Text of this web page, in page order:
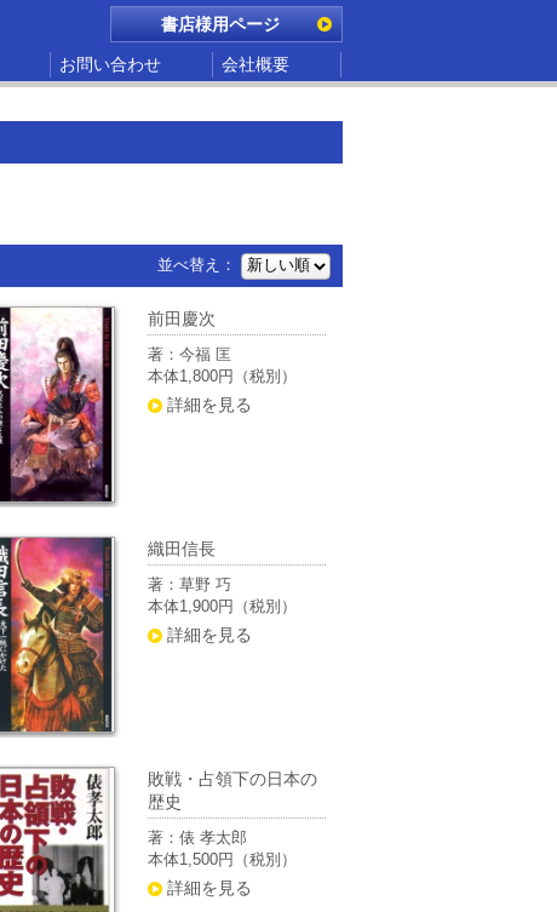
書店様用ページ
お問い合わせ 会社概要
並べ替え：
前田慶次
著：今福 匡
本体1,800円（税別）
詳細を見る
織田信長
著：草野 巧
本体1,900円（税別）
詳細を見る
敗戦・占領下の日本の
歴史
著：俵 孝太郎
本体1,500円（税別）
詳細を見る